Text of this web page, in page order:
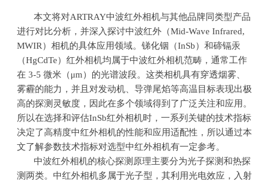
本文将对ARTRAY中波红外相机与其他品牌同类型产品
进行对比分析，并深入探讨中波红外（Mid-Wave Infrared,
MWIR）相机的具体应用领域。锑化铟（InSb）和碲镉汞
（HgCdTe）红外相机均属于中波红外相机范畴，通常工作
在 3-5 微米（μm）的光谱波段。这类相机具有穿透烟雾、
雾霾的能力，并且对发动机、导弹尾焰等高温目标表现出极
高的探测灵敏度，因此在多个领域得到了广泛关注和应用。
所以在选择和评估InSb红外相机时，一系列关键的技术指标
决定了高精度中红外相机的性能和应用适配性，所以通过本
文了解参数技术指标对选型中红外相机有一定参考。
中波红外相机的核心探测原理主要分为光子探测和热探
测两类。中红外相机多属于光子型，其利用光电效应，入射